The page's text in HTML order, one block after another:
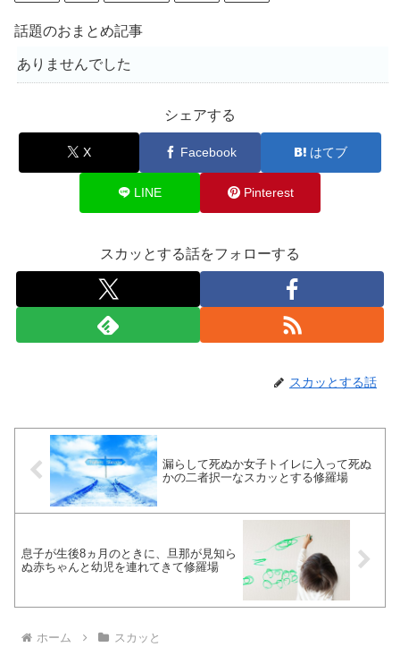
話題のおまとめ記事
ありませんでした
シェアする
X Facebook はてブ
LINE Pinterest
スカッとする話をフォローする
スカッとする話
漏らして死ぬか女子トイレに入って死ぬ
かの二者択一なスカッとする修羅場
息子が生後8ヵ月のときに、旦那が見知ら
ぬ赤ちゃんと幼児を連れてきて修羅場
ホーム スカッと